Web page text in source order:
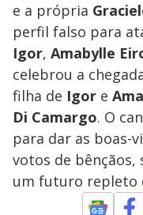
e a própria
perfil falso para
Igor, Amabylle
celebrou a
filha de Igor e
Di Camargo. O
para dar as boas-
votos de bênçãos,
um futuro repleto